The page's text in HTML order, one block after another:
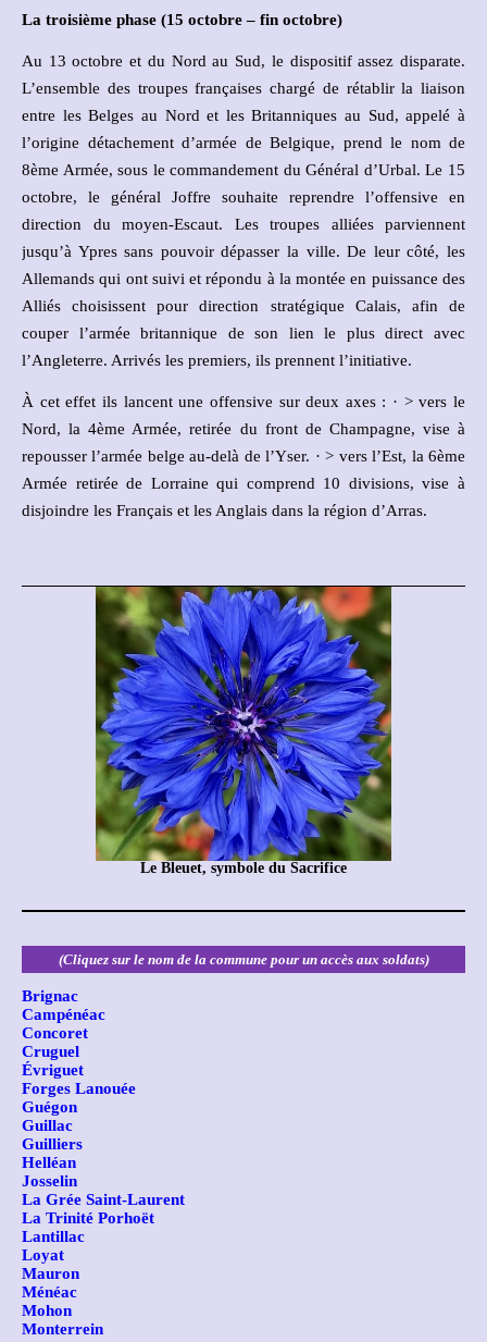
La troisième phase (15 octobre – fin octobre)
Au 13 octobre et du Nord au Sud, le dispositif assez disparate.
L’ensemble des troupes françaises chargé de rétablir la liaison
entre les Belges au Nord et les Britanniques au Sud, appelé à
l’origine détachement d’armée de Belgique, prend le nom de
8ème Armée, sous le commandement du Général d’Urbal. Le 15
octobre, le général Joffre souhaite reprendre l’offensive en
direction du moyen-Escaut. Les troupes alliées parviennent
jusqu’à Ypres sans pouvoir dépasser la ville. De leur côté, les
Allemands qui ont suivi et répondu à la montée en puissance des
Alliés choisissent pour direction stratégique Calais, afin de
couper l’armée britannique de son lien le plus direct avec
l’Angleterre. Arrivés les premiers, ils prennent l’initiative.
À cet effet ils lancent une offensive sur deux axes : · > vers le
Nord, la 4ème Armée, retirée du front de Champagne, vise à
repousser l’armée belge au-delà de l’Yser. · > vers l’Est, la 6ème
Armée retirée de Lorraine qui comprend 10 divisions, vise à
disjoindre les Français et les Anglais dans la région d’Arras.
Le Bleuet, symbole du Sacrifice
(Cliquez sur le nom de la commune pour un accès aux soldats)
Brignac
Campénéac
Concoret
Cruguel
Évriguet
Forges Lanouée
Guégon
Guillac
Guilliers
Helléan
Josselin
La Grée Saint-Laurent
La Trinité Porhoët
Lantillac
Loyat
Mauron
Ménéac
Mohon
Monterrein